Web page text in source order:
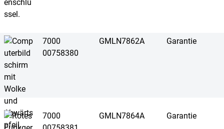
7000
00758380
GMLN7862A Garantie
7000
GMLN7864A Garantie